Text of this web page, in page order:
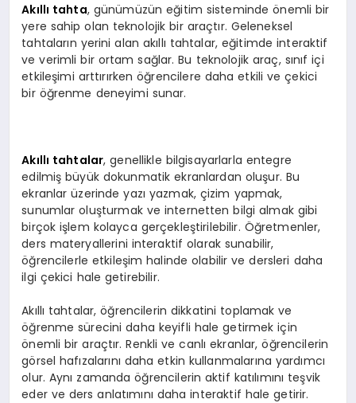
Akıllı tahta, günümüzün eğitim sisteminde önemli bir
yere sahip olan teknolojik bir araçtır. Geleneksel
tahtaların yerini alan akıllı tahtalar, eğitimde interaktif
ve verimli bir ortam sağlar. Bu teknolojik araç, sınıf içi
etkileşimi arttırırken öğrencilere daha etkili ve çekici
bir öğrenme deneyimi sunar.
Akıllı tahtalar, genellikle bilgisayarlarla entegre
edilmiş büyük dokunmatik ekranlardan oluşur. Bu
ekranlar üzerinde yazı yazmak, çizim yapmak,
sunumlar oluşturmak ve internetten bilgi almak gibi
birçok işlem kolayca gerçekleştirilebilir. Öğretmenler,
ders materyallerini interaktif olarak sunabilir,
öğrencilerle etkileşim halinde olabilir ve dersleri daha
ilgi çekici hale getirebilir.
Akıllı tahtalar, öğrencilerin dikkatini toplamak ve
öğrenme sürecini daha keyifli hale getirmek için
önemli bir araçtır. Renkli ve canlı ekranlar, öğrencilerin
görsel hafızalarını daha etkin kullanmalarına yardımcı
olur. Aynı zamanda öğrencilerin aktif katılımını teşvik
eder ve ders anlatımını daha interaktif hale getirir.